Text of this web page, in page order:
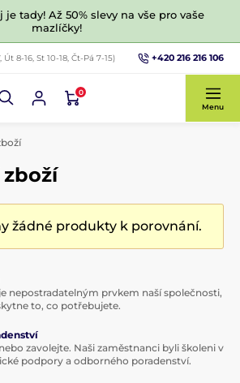
tady! Až 50% slevy na vše pro vaše
mazlíčky!
Út 8-16, St 10-18, Čt-Pá 7-15) +420 216 216 106
0
Menu
žádné produkty k porovnání.
nepostradatelným prvkem naší společnosti,
to, co potřebujete.
zavolejte. Naši zaměstnanci byli školeni v
podpory a odborného poradenství.